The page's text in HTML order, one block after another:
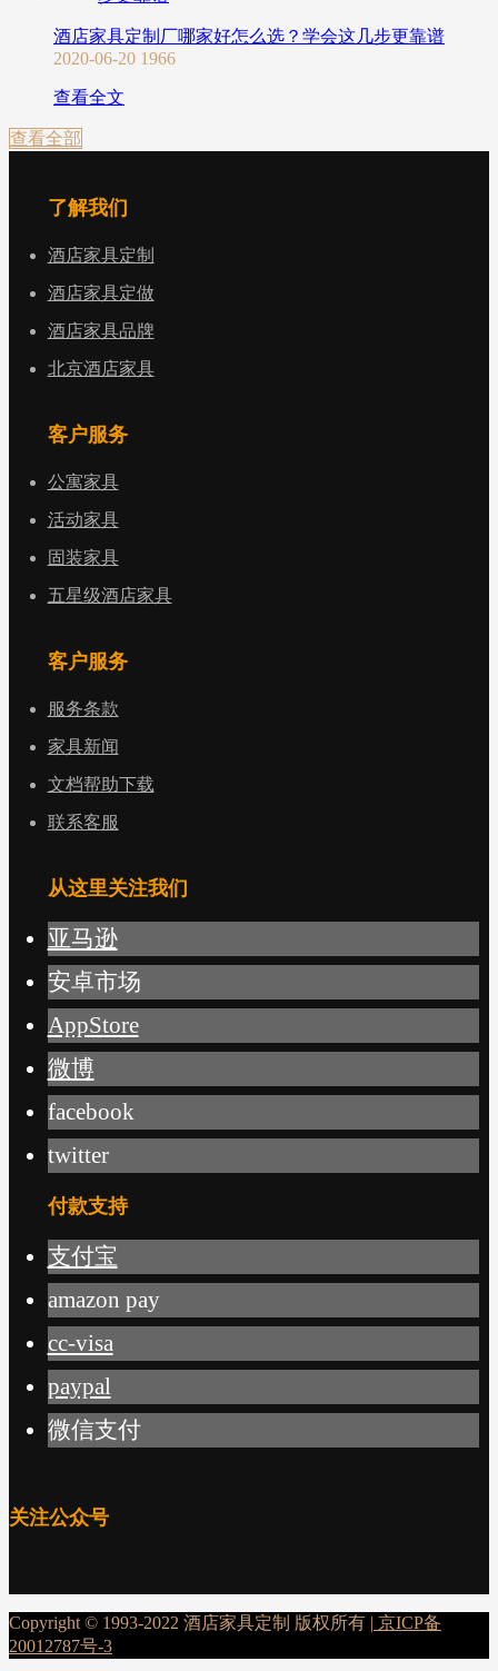
酒店家具定制厂哪家好怎么选？学会这几步更靠谱
2020-06-20 1966
查看全文
查看全部
了解我们
酒店家具定制
酒店家具定做
酒店家具品牌
北京酒店家具
客户服务
公寓家具
活动家具
固装家具
五星级酒店家具
客户服务
服务条款
家具新闻
文档帮助下载
联系客服
从这里关注我们
亚马逊
安卓市场
AppStore
微博
facebook
twitter
付款支持
支付宝
amazon pay
cc-visa
paypal
微信支付
关注公众号
Copyright © 1993-2022 酒店家具定制 版权所有 | 京ICP备
20012787号-3